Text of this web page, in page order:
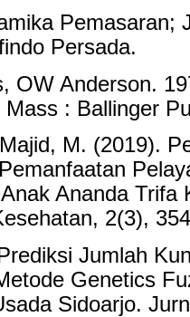
Pemasaran;
Persada.
OW Anderson.
: Ballinger
M. (2019).
Ananda Trifa
2(3),
Jumlah
Genetics
Sidoarjo.